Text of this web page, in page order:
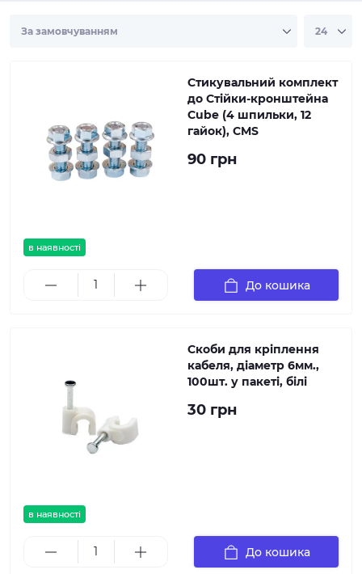
в наявності
Стикувальний комплект
до Стійки-кронштейна
Cube (4 шпильки, 12
гайок), CMS
90 грн
До кошика
в наявності
Скоби для кріплення
кабеля, діаметр 6мм.,
100шт. у пакеті, білі
30 грн
До кошика